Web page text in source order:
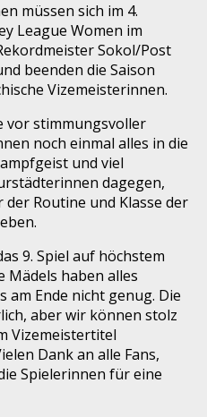
müssen sich im 4.
League Women im
Sokol/Post
beenden die Saison
Vizemeisterinnen.
vor stimmungsvoller
noch einmal alles in die
und viel
dagegen,
der Routine und Klasse der
9. Spiel auf höchstem
Mädels haben alles
am Ende nicht genug. Die
aber wir können stolz
Vizemeistertitel
Dank an alle Fans,
Spielerinnen für eine